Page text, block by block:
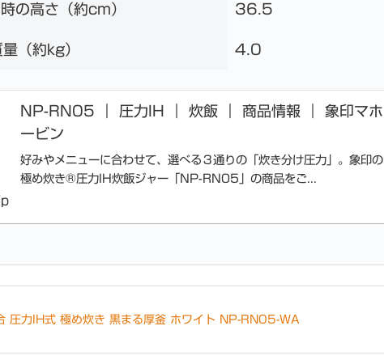
の高さ（約cm） 36.5
量（約kg） 4.0
NP-RN05 ｜ 圧力IH ｜ 炊飯 ｜ 商品情報 ｜ 象印マホ
ービン
好みやメニューに合わせて、選べる３通りの「炊き分け圧力」。象印の
極め炊き®圧力IH炊飯ジャー「NP-RN05」の商品をご...
圧力IH式 極め炊き 黒まる厚釜 ホワイト NP-RN05-WA